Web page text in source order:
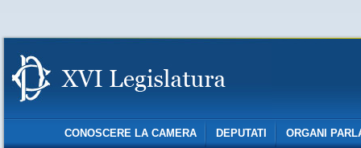
CONOSCERE LA CAMERA DEPUTATI ORGANI